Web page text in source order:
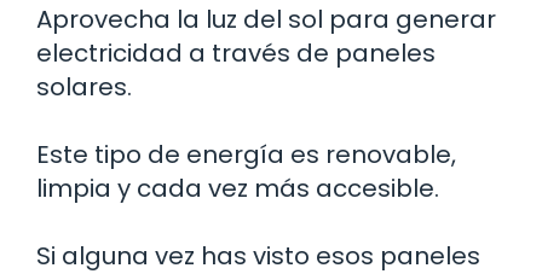
Aprovecha la luz del sol para generar
electricidad a través de paneles
solares.
Este tipo de energía es renovable,
limpia y cada vez más accesible.
Si alguna vez has visto esos paneles